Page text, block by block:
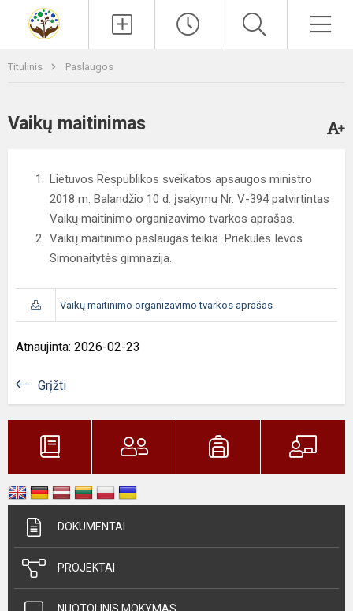
Titulinis Paslaugos
Vaikų maitinimas
Lietuvos Respublikos sveikatos apsaugos ministro
2018 m. Balandžio 10 d. įsakymu Nr. V-394 patvirtintas
Vaikų maitinimo organizavimo tvarkos aprašas.
Vaikų maitinimo paslaugas teikia Priekulės Ievos
Simonaitytės gimnazija.
Vaikų maitinimo organizavimo tvarkos aprašas
Atnaujinta: 2026-02-23
Grįžti
DOKUMENTAI
PROJEKTAI